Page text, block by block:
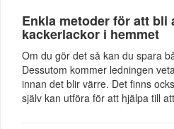
Enkla metoder för att bli
kackerlackor i hemmet
Om du gör det så kan du spara
Dessutom kommer ledningen
innan det blir värre. Det finns
själv kan utföra för att hjälpa till